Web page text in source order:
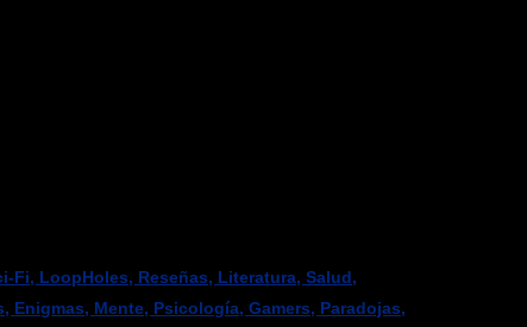
Fi, LoopHoles, Reseñas, Literatura, Salud,
Mente, Psicología, Gamers, Paradojas,